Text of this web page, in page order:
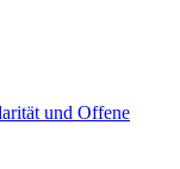
und Offene